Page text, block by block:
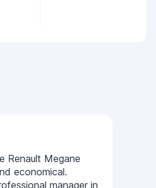
Renault Megane
economical.
manager in